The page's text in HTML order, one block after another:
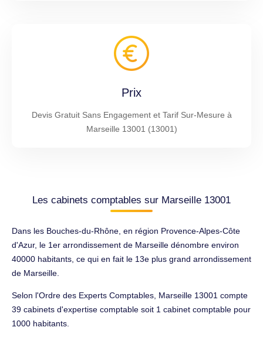
Prix
Devis Gratuit Sans Engagement et Tarif Sur-Mesure à
Marseille 13001 (13001)
Les cabinets comptables sur Marseille 13001
Dans les Bouches-du-Rhône, en région Provence-Alpes-Côte
d'Azur, le 1er arrondissement de Marseille dénombre environ
40000 habitants, ce qui en fait le 13e plus grand arrondissement
de Marseille.
Selon l'Ordre des Experts Comptables, Marseille 13001 compte
39 cabinets d'expertise comptable soit 1 cabinet comptable pour
1000 habitants.